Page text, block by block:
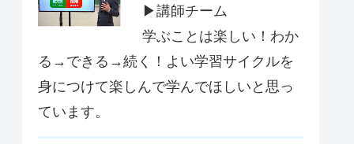
▶講師チーム
学ぶことは楽しい！わか
る→できる→続く！よい学習サイクルを
身につけて楽しんで学んでほしいと思っ
ています。